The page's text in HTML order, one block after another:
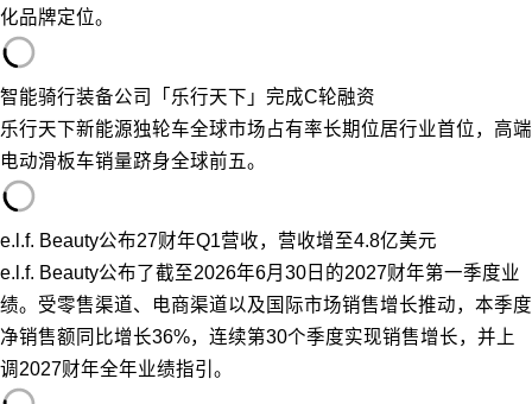
化品牌定位。
智能骑行装备公司「乐行天下」完成C轮融资
乐行天下新能源独轮车全球市场占有率长期位居行业首位，高端
电动滑板车销量跻身全球前五。
e.l.f. Beauty公布27财年Q1营收，营收增至4.8亿美元
e.l.f. Beauty公布了截至2026年6月30日的2027财年第一季度业
绩。受零售渠道、电商渠道以及国际市场销售增长推动，本季度
净销售额同比增长36%，连续第30个季度实现销售增长，并上
调2027财年全年业绩指引。